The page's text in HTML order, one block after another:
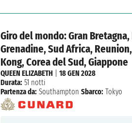
Giro del mondo: Gran
Grenadine, Sud Africa,
Kong, Corea del Sud, Giappone
QUEEN ELIZABETH |18 GEN 2028
Durata: 51 notti
Partenza da: Southampton Sbarco: Tokyo